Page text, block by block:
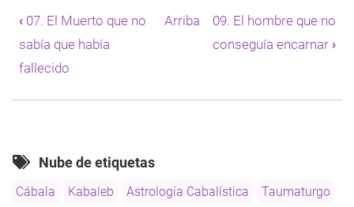
transversales
de
Book
para
Los
‹07. El Muerto que no
sabía que había
fallecido
Arriba
09. El hombre que no
conseguía encarnar ›
Nube de etiquetas
Cábala Kabaleb Astrología Cabalística Taumaturgo